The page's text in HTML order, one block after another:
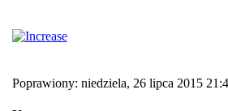
Poprawiony: niedziela, 26 lipca 2015